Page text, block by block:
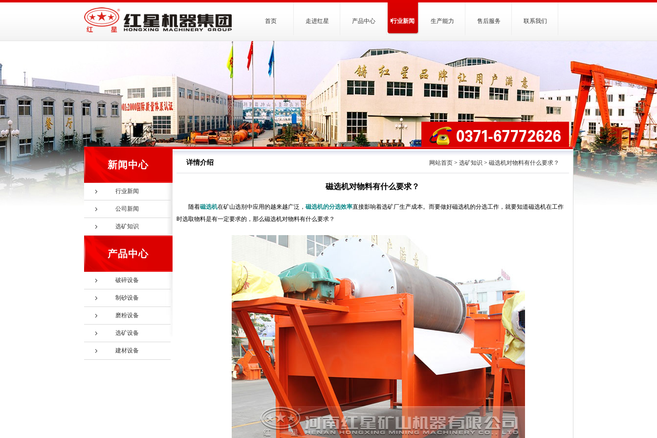
首页 走进红星 产品中心 行业新闻 生产能力 售后服务 联系我们
新闻中心
行业新闻
公司新闻
选矿知识
产品中心
破碎设备
制砂设备
磨粉设备
选矿设备
建材设备
详情介绍 网站首页> 选矿知识 > 磁选机对物料有什么要求？
磁选机对物料有什么要求？
随着磁选机在矿山选别中应用的越来越广泛， 磁选机的分选效率直接影响着选矿厂生产成本。而要做好磁选机的分选工作，就要知道磁选机在工作
时选取物料是有一定要求的，那么磁选机对物料有什么要求？